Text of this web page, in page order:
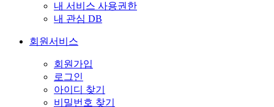
내 서비스 사용권한
내 관심 DB
회원서비스
회원가입
로그인
아이디 찾기
비밀번호 찾기